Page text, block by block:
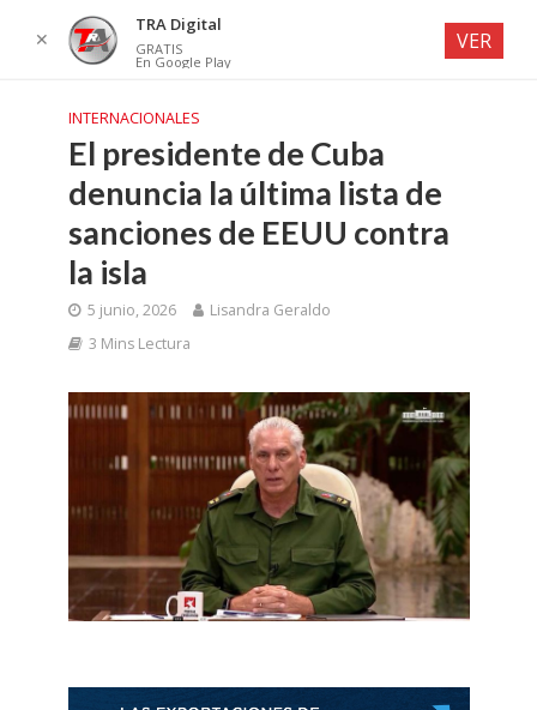
INTERNACIONALES
El presidente de Cuba
denuncia la última lista de
sanciones de EEUU contra
la isla
5 junio, 2026
Lisandra Geraldo
3 Mins Lectura
✕
TRA Digital
GRATIS
En Google Play
VER